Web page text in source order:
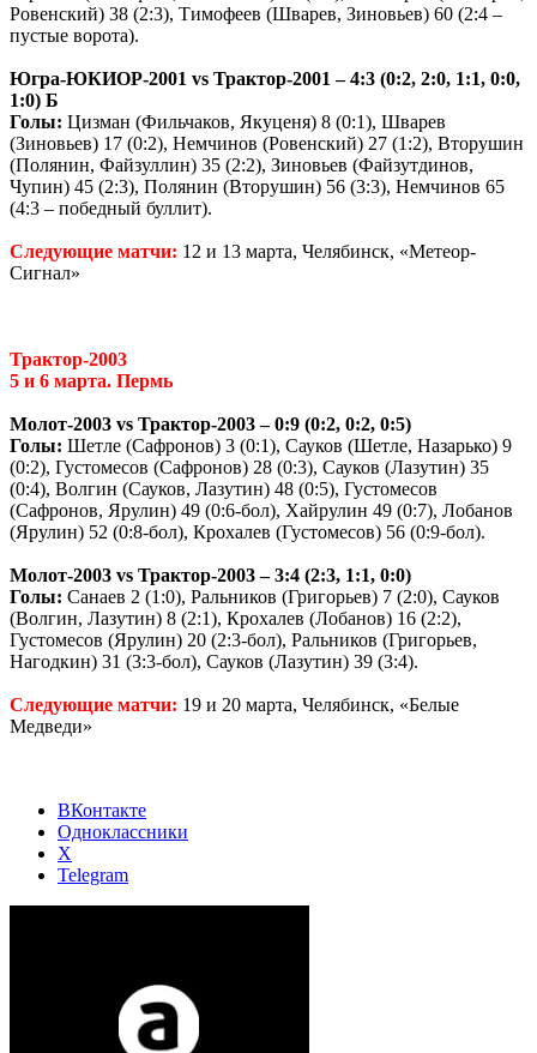
Ровенский) 38 (2:3), Тимофеев (Шварев, Зиновьев) 60 (2:4 –
пустые ворота).
Югра-ЮКИОР-2001 vs Трактор-2001 – 4:3 (0:2, 2:0, 1:1, 0:0,
1:0) Б
Голы: Цизман (Фильчаков, Якуценя) 8 (0:1), Шварев
(Зиновьев) 17 (0:2), Немчинов (Ровенский) 27 (1:2), Вторушин
(Полянин, Файзуллин) 35 (2:2), Зиновьев (Файзутдинов,
Чупин) 45 (2:3), Полянин (Вторушин) 56 (3:3), Немчинов 65
(4:3 – победный буллит).
Следующие матчи: 12 и 13 марта, Челябинск, «Метеор-
Сигнал»
Трактор-2003
5 и 6 марта. Пермь
Молот-2003 vs Трактор-2003 – 0:9 (0:2, 0:2, 0:5)
Голы: Шетле (Сафронов) 3 (0:1), Сауков (Шетле, Назарько) 9
(0:2), Густомесов (Сафронов) 28 (0:3), Сауков (Лазутин) 35
(0:4), Волгин (Сауков, Лазутин) 48 (0:5), Густомесов
(Сафронов, Ярулин) 49 (0:6-бол), Хайрулин 49 (0:7), Лобанов
(Ярулин) 52 (0:8-бол), Крохалев (Густомесов) 56 (0:9-бол).
Молот-2003 vs Трактор-2003 – 3:4 (2:3, 1:1, 0:0)
Голы: Санаев 2 (1:0), Ральников (Григорьев) 7 (2:0), Сауков
(Волгин, Лазутин) 8 (2:1), Крохалев (Лобанов) 16 (2:2),
Густомесов (Ярулин) 20 (2:3-бол), Ральников (Григорьев,
Нагодкин) 31 (3:3-бол), Сауков (Лазутин) 39 (3:4).
Следующие матчи: 19 и 20 марта, Челябинск, «Белые
Медведи»
ВКонтакте
Одноклассники
X
Telegram